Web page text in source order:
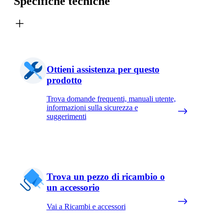
Ottieni assistenza per questo
prodotto
Trova domande frequenti, manuali utente,
informazioni sulla sicurezza e
suggerimenti
Trova un pezzo di ricambio o
un accessorio
Vai a Ricambi e accessori